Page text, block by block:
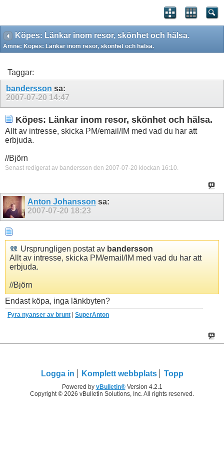
Köpes: Länkar inom resor, skönhet och hälsa.
Ämne: Köpes: Länkar inom resor, skönhet och hälsa.
Taggar:
bandersson sa:
2007-07-20 14:47
Köpes: Länkar inom resor, skönhet och hälsa.
Allt av intresse, skicka PM/email/IM med vad du har att
erbjuda.
//Björn
Senast redigerat av bandersson den 2007-07-20 klockan 16:10.
Anton Johansson sa:
2007-07-20 18:23
Ursprungligen postat av bandersson
Allt av intresse, skicka PM/email/IM med vad du har att
erbjuda.
//Björn
Endast köpa, inga länkbyten?
Fyra nyanser av brunt SuperAnton
Logga in Komplett webbplats Topp
Powered by vBulletin®Version 4.2.1
Copyright © 2026 vBulletin Solutions, Inc. All rights reserved.